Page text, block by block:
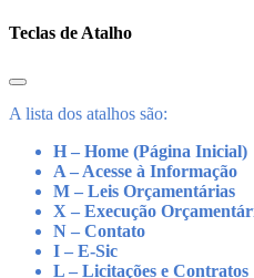
Teclas de Atalho
A lista dos atalhos são:
H – Home (Página Inicial)
A – Acesse à Informação
M – Leis Orçamentárias
X – Execução
N – Contato
I – E-Sic
L – Licitações e Contratos